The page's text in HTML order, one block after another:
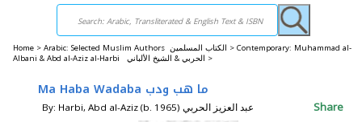
Home > Arabic: Selected Muslim Authors الكتاب المسلمين > Contemporary: Muhammad al-
Albani & Abd al-Aziz al-Harbi الحربي & الشيخ الألباني >
Ma Haba Wadaba ما هب ودب
By: Harbi, Abd al-Aziz (b. 1965) عبد العزيز الحربي Share